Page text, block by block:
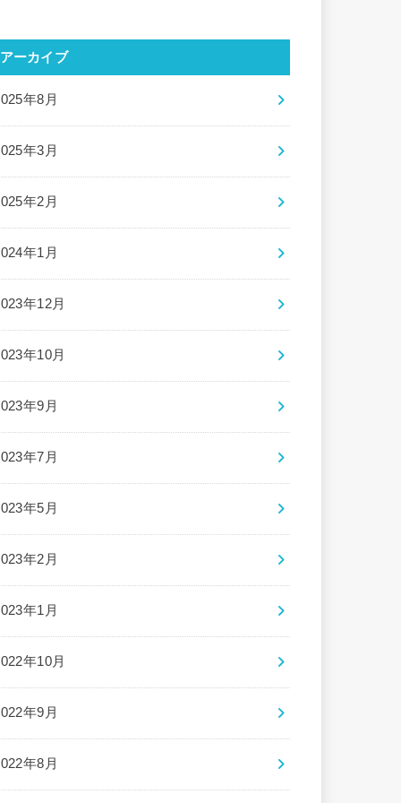
アーカイブ
年8月
年3月
年2月
年1月
年12月
年10月
年9月
年7月
年5月
年2月
年1月
年10月
年9月
年8月